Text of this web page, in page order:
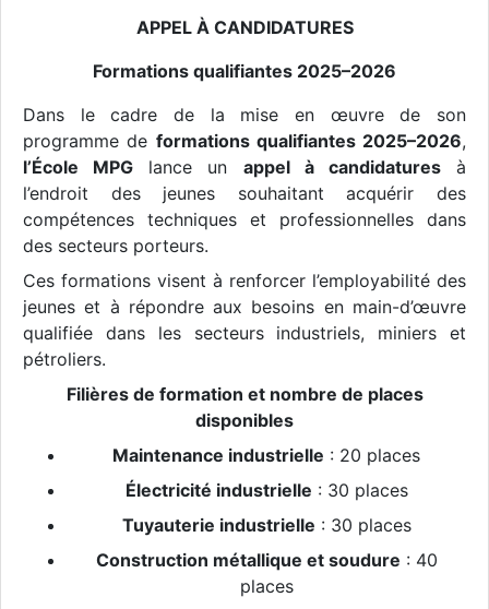
APPEL À CANDIDATURES
Formations qualifiantes 2025–2026
Dans le cadre de la mise en œuvre de son
programme de formations qualifiantes 2025–2026,
l’École MPG lance un appel à candidaturesà
l’endroit des jeunes souhaitant acquérir des
compétences techniques et professionnelles dans
des secteurs porteurs.
Ces formations visent à renforcer l’employabilité des
jeunes et à répondre aux besoins en main-d’œuvre
qualifiée dans les secteurs industriels, miniers et
pétroliers.
Filières de formation et nombre de places
disponibles
Maintenance industrielle : 20 places
Électricité industrielle : 30 places
Tuyauterie industrielle : 30 places
Construction métallique et soudure : 40
places